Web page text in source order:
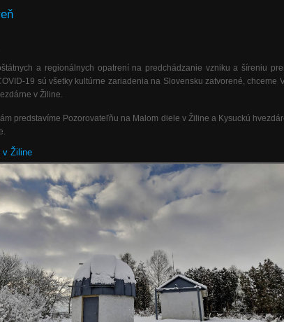
a regionálnych opatrení na predchádzanie vzniku a šíreniu
19 sú všetky kultúrne zariadenia na Slovensku zatvorené, chceme
v Žiline.
predstavíme Pozorovateľňu na Malom diele v Žiline a Kysuckú
v Žiline